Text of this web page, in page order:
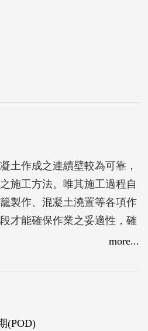
土作成之連續壁較為可靠，
施工方法。唯其施工過程自
製作、混凝土澆置等各項作
才能確保作業之妥適性，確
more...
(POD)